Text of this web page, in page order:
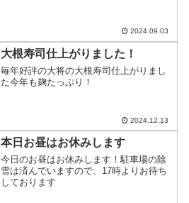
2024.09.03
大根寿司仕上がりました！
毎年好評の大将の大根寿司仕上がりまし
た今年も麹たっぷり！
2024.12.13
本日お昼はお休みします
今日のお昼はお休みします！駐車場の除
雪は済んでいますので、17時よりお待ち
しております